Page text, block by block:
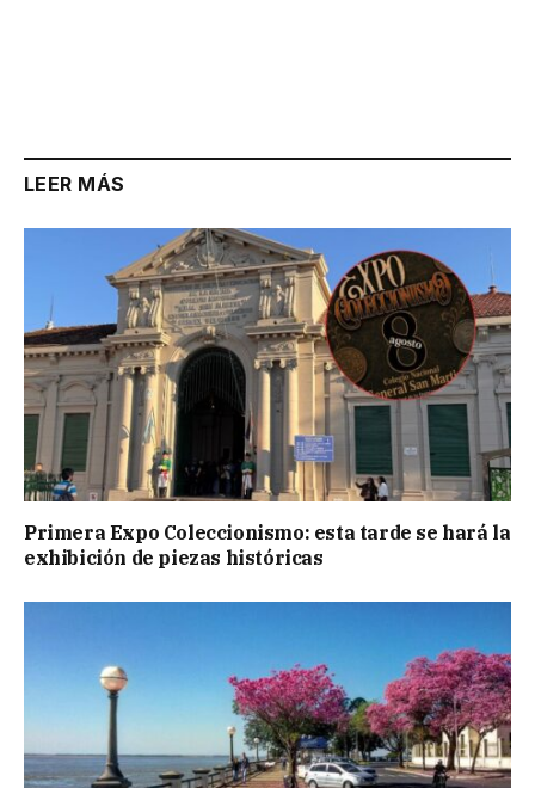
LEER MÁS
Primera Expo Coleccionismo: esta tarde se hará la
exhibición de piezas históricas